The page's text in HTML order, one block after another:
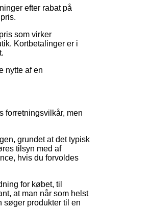
efter rabat på
som virker
Kortbetalinger er i
nytte af en
forretningsvilkår, men
grundet at det typisk
tilsyn med af
hvis du forvoldes
for købet, til
at man når som helst
søger produkter til en